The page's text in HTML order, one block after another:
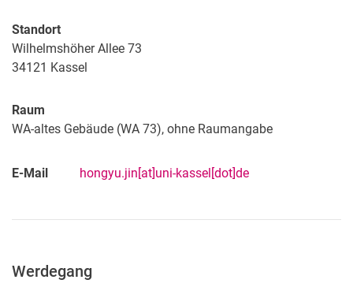
Kerstin Unterkircher
Tim Schmidt
Yannic Harms
Standort
Wilhelmshöher Allee 73
34121 Kassel
Raum
WA-altes Gebäude (WA 73), ohne Raumangabe
E-Mail hongyu.jin[at]uni-kassel[dot]de
Werdegang